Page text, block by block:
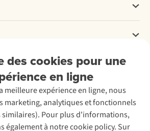
des cookies pour une
en ligne
meilleure expérience en ligne, nous
marketing, analytiques et fonctionnels
similaires). Pour plus d'informations,
également à notre cookie policy. Sur
d’hiver